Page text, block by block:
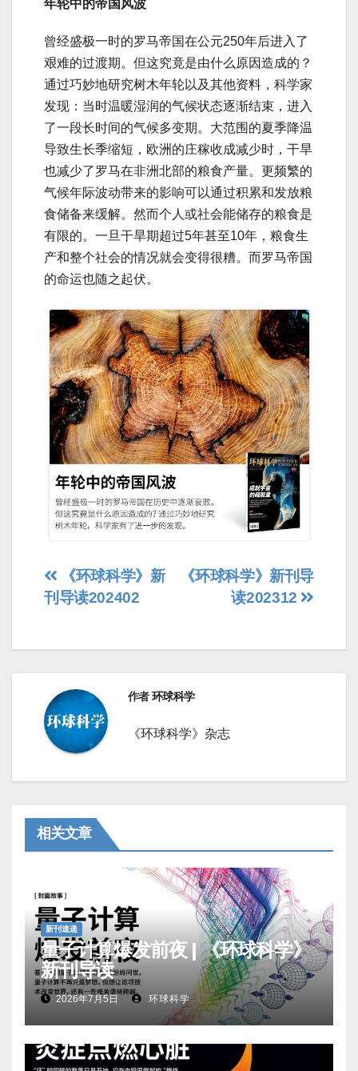
年轮中的帝国风波
曾经盛极一时的罗马帝国在公元250年后进入了
艰难的过渡期。但这究竟是由什么原因造成的？
通过巧妙地研究树木年轮以及其他资料，科学家
发现：当时温暖湿润的气候状态逐渐结束，进入
了一段长时间的气候多变期。大范围的夏季降温
导致生长季缩短，欧洲的庄稼收成减少时，干旱
也减少了罗马在非洲北部的粮食产量。更频繁的
气候年际波动带来的影响可以通过积累和发放粮
食储备来缓解。然而个人或社会能储存的粮食是
有限的。一旦干旱期超过5年甚至10年，粮食生
产和整个社会的情况就会变得很糟。而罗马帝国
的命运也随之起伏。
文
章
导
《环球科学》新刊导
读202312
《环球科学》新
刊导读202402
作者环球科学
《环球科学》杂志
相关文章
新刊速递
量子计算爆发前夜 | 《环球科学》
新刊导读
2026年7月5日 环球科学